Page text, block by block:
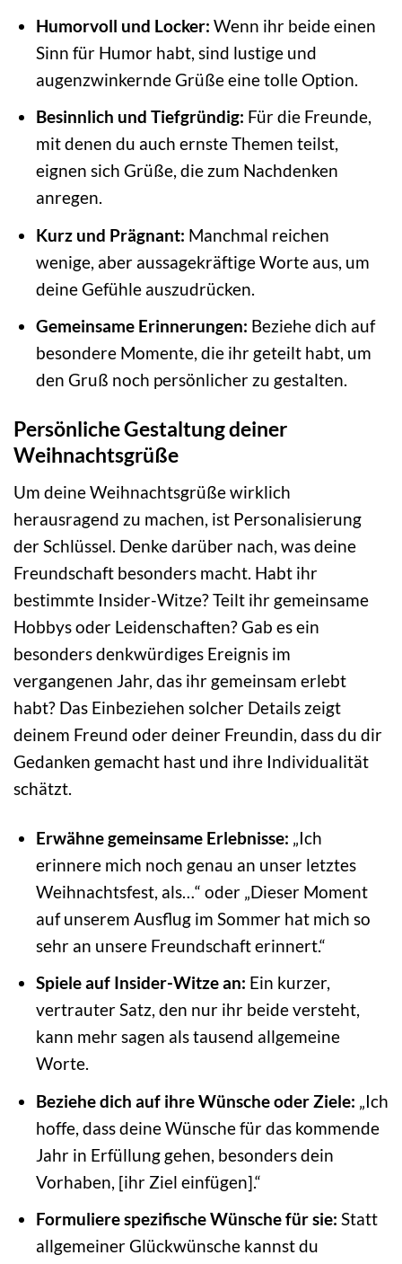
Humorvoll und Locker: Wenn ihr beide einen
Sinn für Humor habt, sind lustige und
augenzwinkernde Grüße eine tolle Option.
Besinnlich und Tiefgründig: Für die Freunde,
mit denen du auch ernste Themen teilst,
eignen sich Grüße, die zum Nachdenken
anregen.
Kurz und Prägnant: Manchmal reichen
wenige, aber aussagekräftige Worte aus, um
deine Gefühle auszudrücken.
Gemeinsame Erinnerungen: Beziehe dich auf
besondere Momente, die ihr geteilt habt, um
den Gruß noch persönlicher zu gestalten.
Persönliche Gestaltung deiner
Weihnachtsgrüße
Um deine Weihnachtsgrüße wirklich
herausragend zu machen, ist Personalisierung
der Schlüssel. Denke darüber nach, was deine
Freundschaft besonders macht. Habt ihr
bestimmte Insider-Witze? Teilt ihr gemeinsame
Hobbys oder Leidenschaften? Gab es ein
besonders denkwürdiges Ereignis im
vergangenen Jahr, das ihr gemeinsam erlebt
habt? Das Einbeziehen solcher Details zeigt
deinem Freund oder deiner Freundin, dass du dir
Gedanken gemacht hast und ihre Individualität
schätzt.
Erwähne gemeinsame Erlebnisse: „Ich
erinnere mich noch genau an unser letztes
Weihnachtsfest, als…“ oder „Dieser Moment
auf unserem Ausflug im Sommer hat mich so
sehr an unsere Freundschaft erinnert.“
Spiele auf Insider-Witze an: Ein kurzer,
vertrauter Satz, den nur ihr beide versteht,
kann mehr sagen als tausend allgemeine
Worte.
Beziehe dich auf ihre Wünsche oder Ziele: „Ich
hoffe, dass deine Wünsche für das kommende
Jahr in Erfüllung gehen, besonders dein
Vorhaben, [ihr Ziel einfügen].“
Formuliere spezifische Wünsche für sie: Statt
allgemeiner Glückwünsche kannst du